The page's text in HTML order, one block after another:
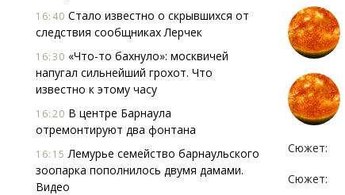
16:40 Стало известно о скрывшихся от
следствия сообщниках Лерчек
16:30 «Что-то бахнуло»: москвичей
напугал сильнейший грохот. Что
известно к этому часу
16:20 В центре Барнаула
отремонтируют два фонтана
16:15 Лемурье семейство барнаульского
зоопарка пополнилось двумя дамами.
Видео
Сюжет:
Сюжет: